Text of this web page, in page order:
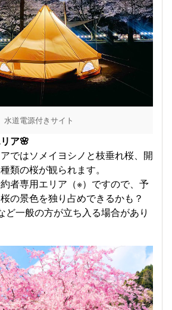
水道電源付きサイト
ア🌸
ではソメイヨシノと枝垂れ桜、開
類の桜が観られます。
者専用エリア（※）ですので、予
の景色を独り占めできるかも？
ど一般の方が立ち入る場合があり